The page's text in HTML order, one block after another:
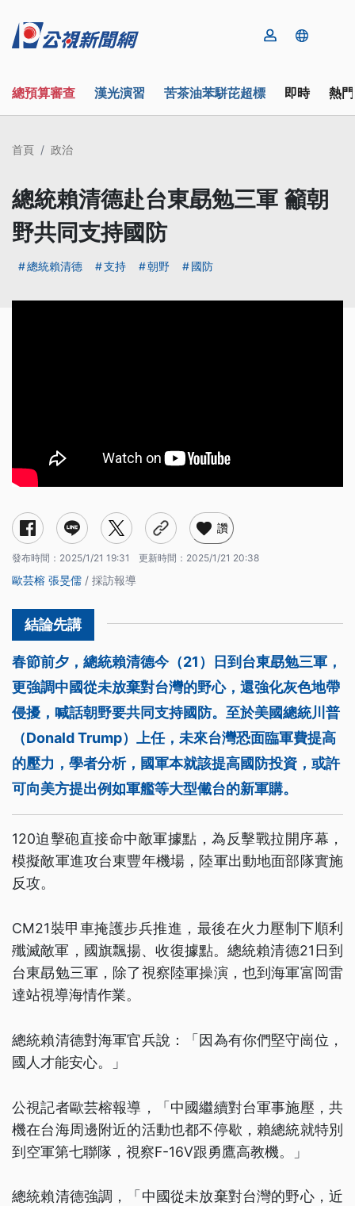
總預算審查 漢光演習 苦茶油苯駢芘超標 即時 熱
首頁 政治
總統賴清德赴台東勗勉三軍 籲朝
野共同支持國防
總統賴清德 支持 朝野 國防
讚
發布時間： 2025/1/21 19:31 更新時間： 2025/1/21 20:38
歐芸榕 張旻儒 / 採訪報導
春節前夕，總統賴清德今（21）日到台東勗勉三軍，
更強調中國從未放棄對台灣的野心，還強化灰色地帶
侵擾，喊話朝野要共同支持國防。至於美國總統川普
（Donald Trump）上任，未來台灣恐面臨軍費提高
的壓力，學者分析，國軍本就該提高國防投資，或許
可向美方提出例如軍艦等大型儎台的新軍購。
120迫擊砲直接命中敵軍據點，為反擊戰拉開序幕，
模擬敵軍進攻台東豐年機場，陸軍出動地面部隊實施
反攻。
CM21裝甲車掩護步兵推進，最後在火力壓制下順利
殲滅敵軍，國旗飄揚、收復據點。總統賴清德21日到
台東勗勉三軍，除了視察陸軍操演，也到海軍富岡雷
達站視導海情作業。
總統賴清德對海軍官兵說：「因為有你們堅守崗位，
國人才能安心。」
公視記者歐芸榕報導，「中國繼續對台軍事施壓，共
機在台海周邊附近的活動也都不停歇，賴總統就特別
到空軍第七聯隊，視察F-16V跟勇鷹高教機。」
總統賴清德強調，「中國從未放棄對台灣的野心，近